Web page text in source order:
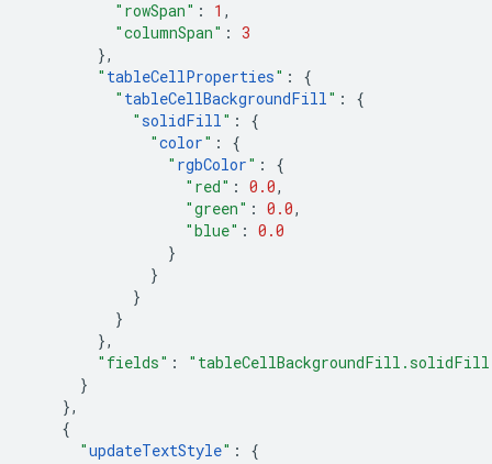
"rowSpan" : 1 ,
"columnSpan" : 3
},
" tableCellProperties" :
{
" tableCellBackgroundFill" :
{
"solidFill" :
{
"color" :
{
" rgbColor" :
{
"red" : 0.0,
"green" : 0.0,
"blue" : 0.0
}
}
}
}
},
"fields" :
}
},
{
"updateTextStyle" :
{